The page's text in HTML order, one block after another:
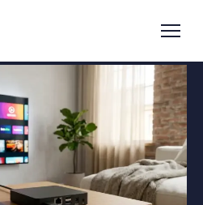
TV Stick, Smart TV oder Android